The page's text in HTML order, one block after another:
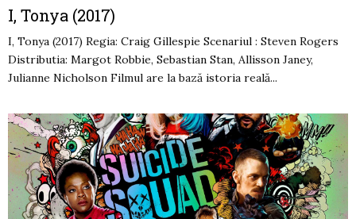
I, Tonya (2017)
I, Tonya (2017) Regia: Craig Gillespie Scenariul : Steven Rogers
Distributia: Margot Robbie, Sebastian Stan, Allisson Janey,
Julianne Nicholson Filmul are la bază istoria reală...